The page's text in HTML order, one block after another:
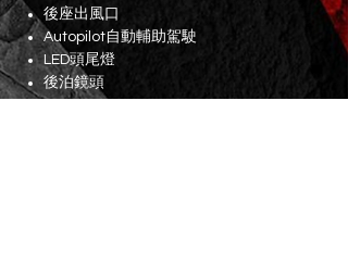
後座出風口
Autopilot自動輔助駕駛
LED頭尾燈
後泊鏡頭